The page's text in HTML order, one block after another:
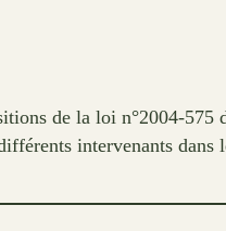
de la loi n°2004-
intervenants dans